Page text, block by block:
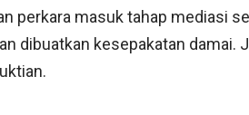
perkara masuk tahap mediasi
dibuatkan kesepakatan damai.